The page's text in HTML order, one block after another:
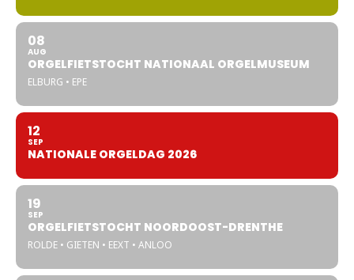
08
AUG
ORGELFIETSTOCHT NATIONAAL ORGELMUSEUM
ELBURG • EPE
12
SEP
NATIONALE ORGELDAG 2026
19
SEP
ORGELFIETSTOCHT NOORDOOST-DRENTHE
ROLDE • GIETEN • EEXT • ANLOO